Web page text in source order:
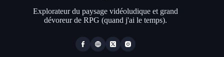
Explorateur du paysage vidéoludique et grand
dévoreur de RPG (quand j'ai le temps).